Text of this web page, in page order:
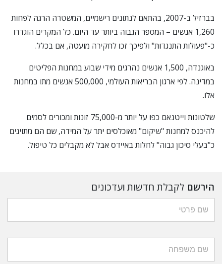
בברזיל ב-2007, בהתאם לנתונים רישמיים, המשטרה הרגה לפחות
1,260 אנשים – המספר הגבוה ביותר עד היום. כל המקרים הוגדרו
כ-"פעולות התנגדות" ולפיכך זכו לחקירה מועטה, אם בכלל.
באוגנדה, 1,500 אנשים נהרגים מידי שבוע במחנות הפליטים
במדינה. לפי ארגון הבריאות העולמי, 500,000 אנשים מתו במחנות
אלו.
שלטונות וייטנאם כפו על יותר מ-75,000 זונות ומכורים לסמים
להיכנס למחנות "שיקום" מאוכלסים יתר על המידה, שם הם מתויגים
כ"בעלי סיכון גבוה" לחלות באיידס אבל לא מקבלים כל טיפול.
הירשם לקבלת חדשות ועדכונים